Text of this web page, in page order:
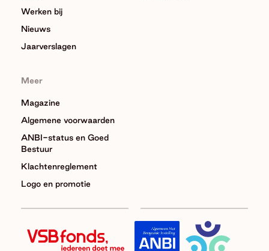
Werken bij
Nieuws
Jaarverslagen
Meer
Magazine
Algemene voorwaarden
ANBI-status en Goed
Bestuur
Klachtenreglement
Logo en promotie